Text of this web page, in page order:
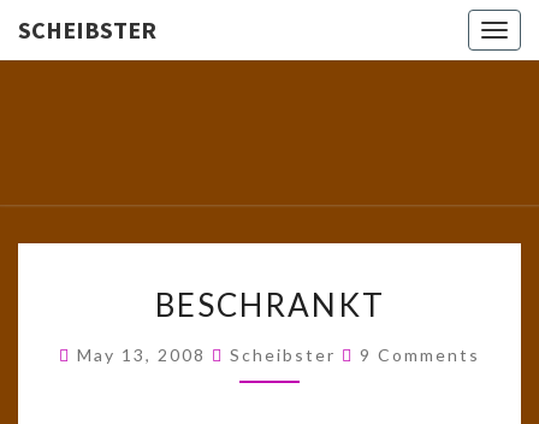
SCHEIBSTER
School!
BESCHRANKT
May 13, 2008 Scheibster Comments
9 Comments